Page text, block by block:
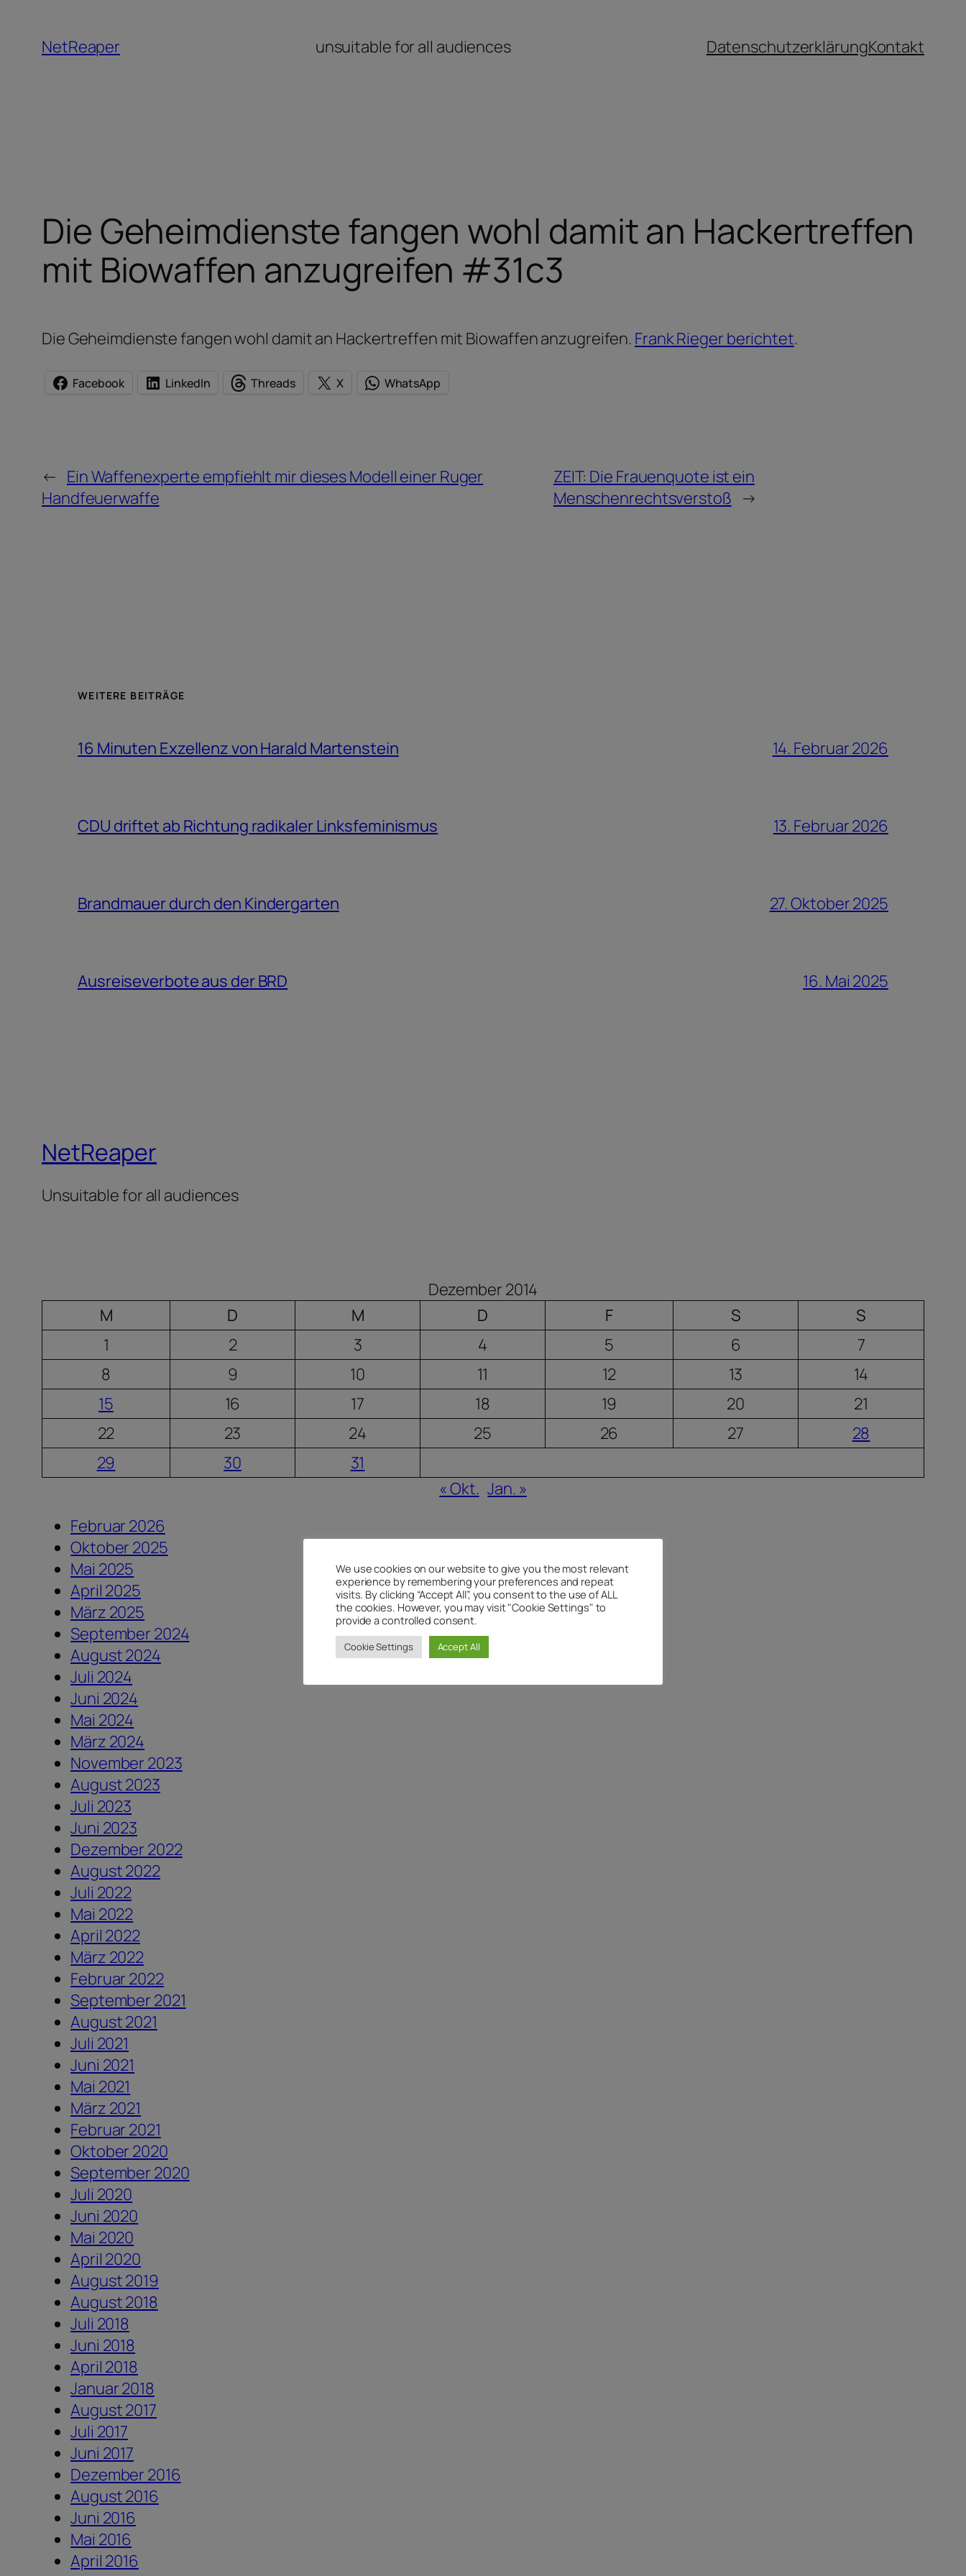
Inhalt
springen
NetReaper unsuitable for all audiences DatenschutzerklärungKontakt
Die Geheimdienste fangen wohl damit an Hackertreffen
mit Biowaffen anzugreifen #31c3
Die Geheimdienste fangen wohl damit an Hackertreffen mit Biowaffen anzugreifen. Frank Rieger berichtet.
Facebook LinkedIn Threads X WhatsApp
← Ein Waffenexperte empfiehlt mir dieses Modell einer Ruger
Handfeuerwaffe
ZEIT: Die Frauenquote ist ein
Menschenrechtsverstoß →
WEITERE BEITRÄGE
16 Minuten Exzellenz von Harald Martenstein 14. Februar 2026
CDU driftet ab Richtung radikaler Linksfeminismus 13. Februar 2026
Brandmauer durch den Kindergarten 27. Oktober 2025
Ausreiseverbote aus der BRD 16. Mai 2025
NetReaper
Unsuitable for all audiences
Dezember 2014
M
D M D F S
S
1
2 3 4 5 6
7
8
9 10 11 12 13
14
15
16 17 18 19 20
21
22
23 24 25 26 27
28
29
30
31
« Okt. Jan. »
Februar 2026
Oktober 2025
Mai 2025
April 2025
März 2025
September 2024
August 2024
Juli 2024
Juni 2024
Mai 2024
März 2024
November 2023
August 2023
Juli 2023
Juni 2023
Dezember 2022
August 2022
Juli 2022
Mai 2022
April 2022
März 2022
Februar 2022
September 2021
August 2021
Juli 2021
Juni 2021
Mai 2021
März 2021
Februar 2021
Oktober 2020
September 2020
Juli 2020
Juni 2020
Mai 2020
April 2020
August 2019
August 2018
Juli 2018
Juni 2018
April 2018
Januar 2018
August 2017
Juli 2017
Juni 2017
Dezember 2016
August 2016
Juni 2016
Mai 2016
April 2016
We use cookies on our website to give you the most relevant
experience by remembering your preferences and repeat
visits. By clicking “Accept All”, you consent to the use of ALL
the cookies. However, you may visit "Cookie Settings" to
provide a controlled consent.
Cookie Settings Accept All